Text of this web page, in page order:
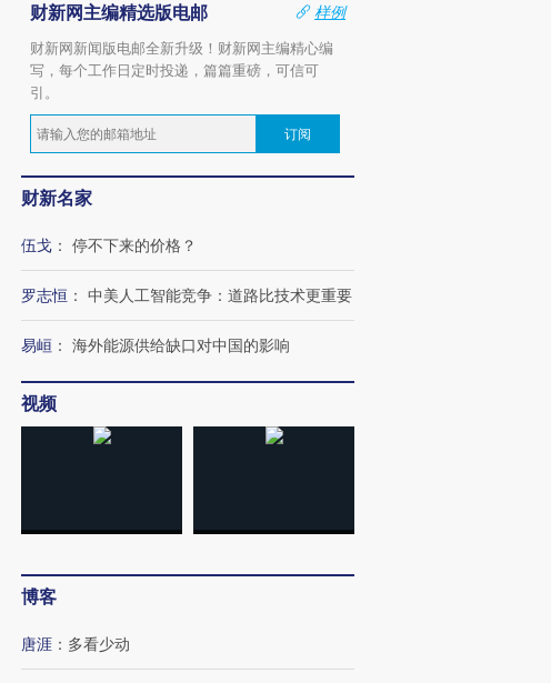
财新网主编精选版电邮
样例
财新网新闻版电邮全新升级！财新网主编精心编
写，每个工作日定时投递，篇篇重磅，可信可
引。
订阅
财新名家
伍戈 ： 停不下来的价格？
罗志恒 ： 中美人工智能竞争：道路比技术更重要
易峘 ： 海外能源供给缺口对中国的影响
视频
博客
唐涯 ： 多看少动